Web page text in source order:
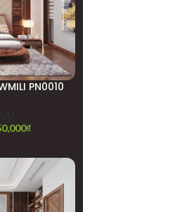
PN0010
₫